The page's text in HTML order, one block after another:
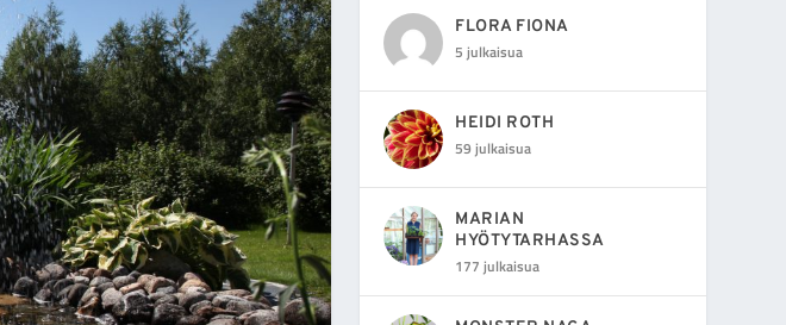
FLORA FIONA
5 julkaisua
HEIDI ROTH
59 julkaisua
MARIAN
HYÖTYTARHASSA
177 julkaisua